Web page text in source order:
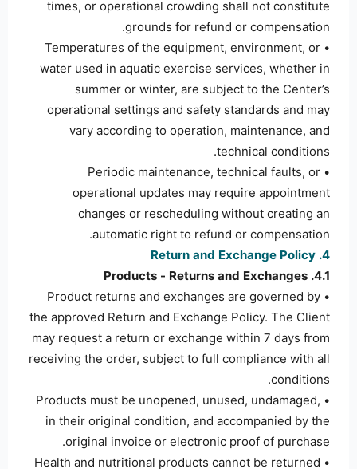
times, or operational crowding shall not constitute
grounds for refund or compensation.
• Temperatures of the equipment, environment, or
water used in aquatic exercise services, whether in
summer or winter, are subject to the Center’s
operational settings and safety standards and may
vary according to operation, maintenance, and
technical conditions.
• Periodic maintenance, technical faults, or
operational updates may require appointment
changes or rescheduling without creating an
automatic right to refund or compensation.
4. Return and Exchange Policy
4.1. Products - Returns and Exchanges
• Product returns and exchanges are governed by
the approved Return and Exchange Policy. The Client
may request a return or exchange within 7 days from
receiving the order, subject to full compliance with all
conditions.
• Products must be unopened, unused, undamaged,
in their original condition, and accompanied by the
original invoice or electronic proof of purchase.
• Health and nutritional products cannot be returned